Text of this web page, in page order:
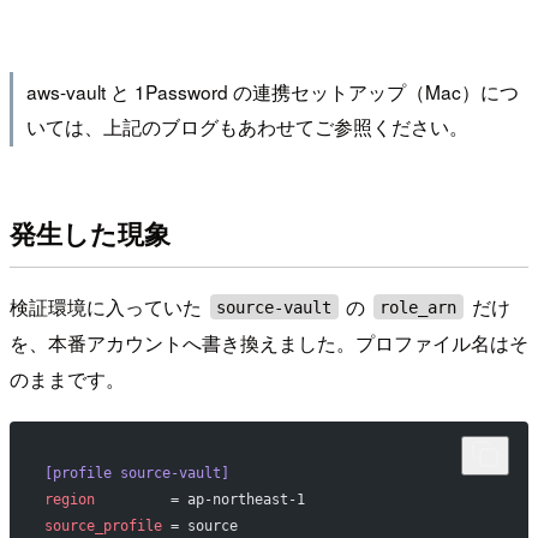
aws-vault と 1Password の連携セットアップ（Mac）につ
いては、上記のブログもあわせてご参照ください。
発生した現象
検証環境に入っていた source-vault の role_arn
だけ
を、本番アカウントへ書き換えました。プロファイル名はそ
のままです。
[profile source-vault]
region
         = ap-northeast-1
source_profile = source